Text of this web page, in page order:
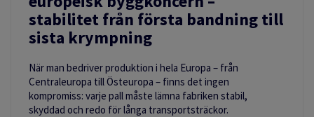
stabilitet från första bandning till
sista krympning
När man bedriver produktion i hela Europa – från
Centraleuropa till Östeuropa – finns det ingen
kompromiss: varje pall måste lämna fabriken stabil,
skyddad och redo för långa transportsträckor.